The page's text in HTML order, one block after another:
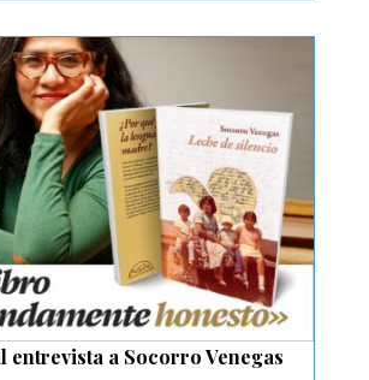
entrevista a Socorro Venegas